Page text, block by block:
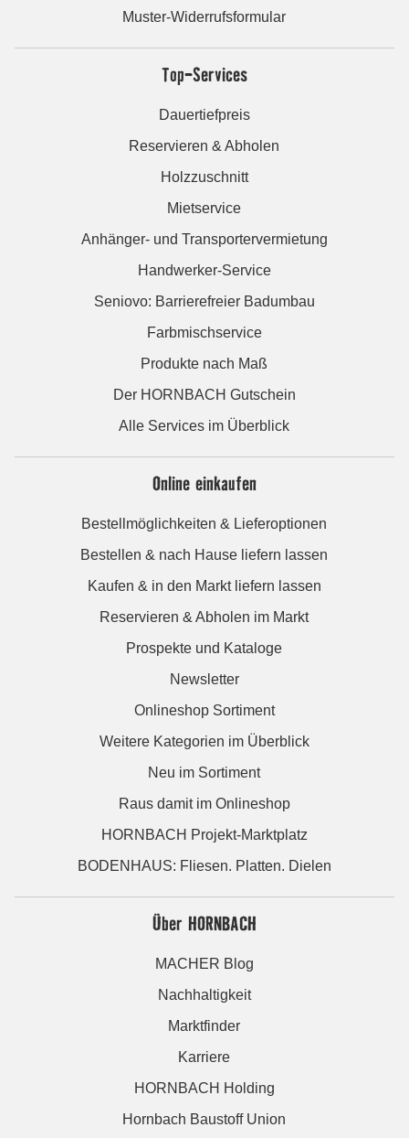
Muster-Widerrufsformular
Top-Services
Dauertiefpreis
Reservieren & Abholen
Holzzuschnitt
Mietservice
Anhänger- und Transportervermietung
Handwerker-Service
Seniovo: Barrierefreier Badumbau
Farbmischservice
Produkte nach Maß
Der HORNBACH Gutschein
Alle Services im Überblick
Online einkaufen
Bestellmöglichkeiten & Lieferoptionen
Bestellen & nach Hause liefern lassen
Kaufen & in den Markt liefern lassen
Reservieren & Abholen im Markt
Prospekte und Kataloge
Newsletter
Onlineshop Sortiment
Weitere Kategorien im Überblick
Neu im Sortiment
Raus damit im Onlineshop
HORNBACH Projekt-Marktplatz
BODENHAUS: Fliesen. Platten. Dielen
Über HORNBACH
MACHER Blog
Nachhaltigkeit
Marktfinder
Karriere
HORNBACH Holding
Hornbach Baustoff Union